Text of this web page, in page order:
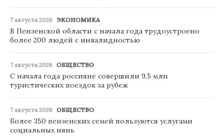
7 августа 2026 ЭКОНОМИКА
В Пензенской области с начала года трудоустроено
более 200 людей с инвалидностью
7 августа 2026 ОБЩЕСТВО
С начала года россияне совершили 9,5 млн
туристических поездок за рубеж
7 августа 2026 ОБЩЕСТВО
Более 350 пензенских семей пользуются услугами
социальных нянь